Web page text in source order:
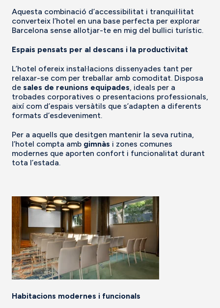
Aquesta combinació d’accessibilitat i tranquil·litat
converteix l’hotel en una base perfecta per explorar
Barcelona sense allotjar-te en mig del bullici turístic.
Espais pensats per al descans i la productivitat
L’hotel ofereix instal·lacions dissenyades tant per
relaxar-se com per treballar amb comoditat. Disposa
de sales de reunions equipades, ideals per a
trobades corporatives o presentacions professionals,
així com d’espais versàtils que s’adapten a diferents
formats d’esdeveniment.
Per a aquells que desitgen mantenir la seva rutina,
l’hotel compta amb gimnàs i zones comunes
modernes que aporten confort i funcionalitat durant
tota l’estada.
Habitacions modernes i funcionals